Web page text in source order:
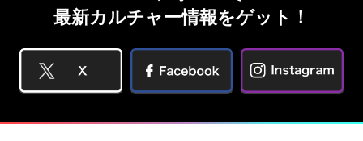
最新カルチャー情報をゲット！